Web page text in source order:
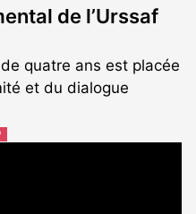
de l’Urssaf
quatre ans est placée
et du dialogue